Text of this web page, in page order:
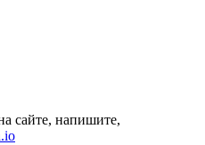
сайте, напишите,